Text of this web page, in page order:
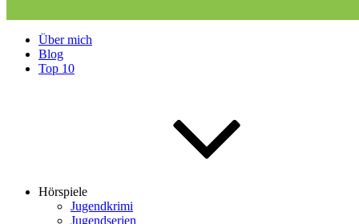
Über mich
Blog
Top 10
Hörspiele
Jugendkrimi
Jugendserien